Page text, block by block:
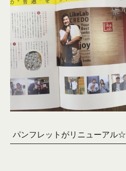
パンフレットがリニューアル☆